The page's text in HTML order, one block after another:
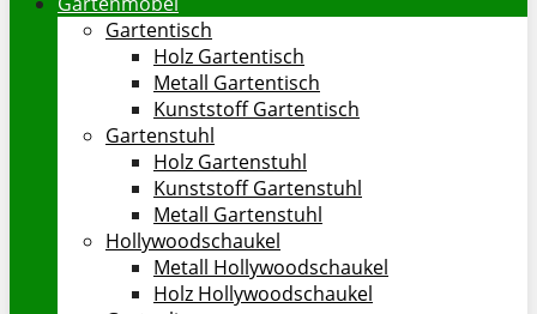
Gartentisch
Holz Gartentisch
Metall Gartentisch
Kunststoff Gartentisch
Gartenstuhl
Holz Gartenstuhl
Kunststoff Gartenstuhl
Metall Gartenstuhl
Hollywoodschaukel
Metall Hollywoodschaukel
Holz Hollywoodschaukel